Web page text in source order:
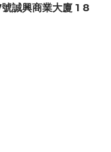
誠興商業大廈 1 8